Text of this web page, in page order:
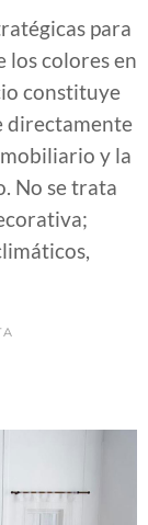
para
los colores en
constituye
directamente
y la
No se trata